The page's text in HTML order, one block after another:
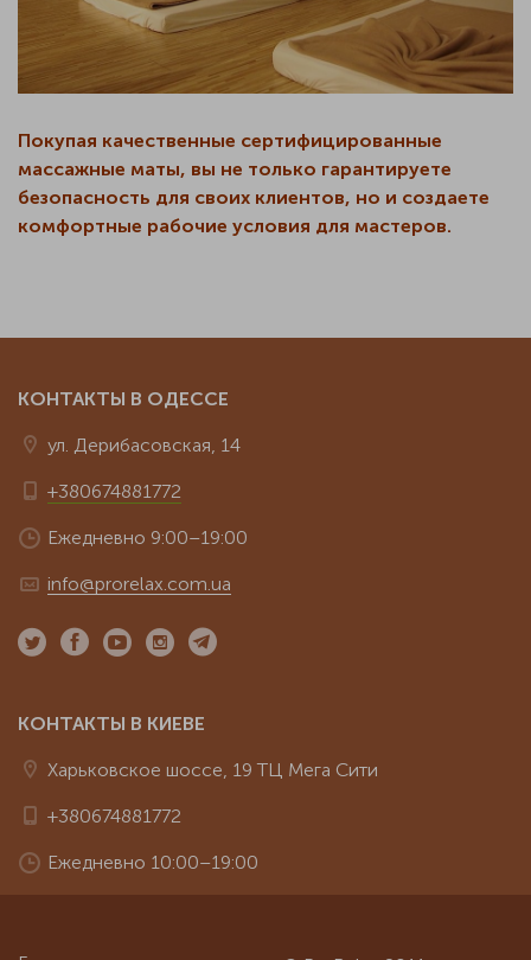
Покупая качественные сертифицированные
массажные маты, вы не только гарантируете
безопасность для своих клиентов, но и создаете
комфортные рабочие условия для мастеров.
КОНТАКТЫ В ОДЕССЕ
ул. Дерибасовская, 14
+380674881772
Ежедневно 9:00–19:00
info@prorelax.com.ua
КОНТАКТЫ В КИЕВЕ
Харьковское шоссе, 19 ТЦ Мега Сити
+380674881772
Ежедневно 10:00–19:00